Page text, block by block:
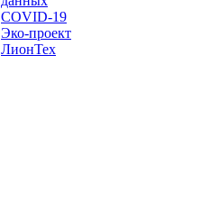
COVID-19
Эко-проект
ЛионТех